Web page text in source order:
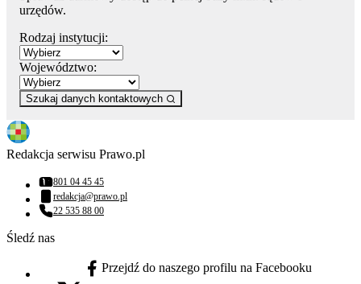
urzędów.
Rodzaj instytucji:
Województwo:
Szukaj danych kontaktowych
Redakcja serwisu Prawo.pl
Numer telefonu:
801 04 45 45
Adres email:
redakcja@prawo.pl
Numer telefonu:
22 535 88 00
Śledź nas
facebook - otwiera się w nowej karcie
Przejdź do naszego profilu na Facebooku